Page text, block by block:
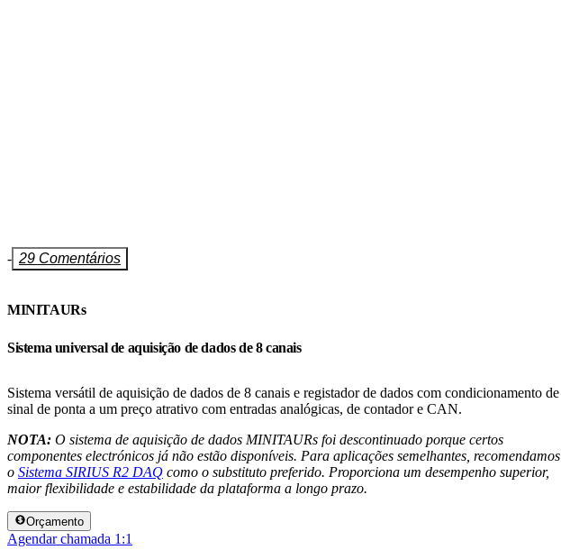
- 29 Comentários
MINITAURs
Sistema universal de aquisição de dados de 8 canais
Sistema versátil de aquisição de dados de 8 canais e registador de dados com condicionamento de
sinal de ponta a um preço atrativo com entradas analógicas, de contador e CAN.
NOTA: O sistema de aquisição de dados MINITAURs foi descontinuado porque certos
componentes electrónicos já não estão disponíveis. Para aplicações semelhantes, recomendamos
oSistema SIRIUS R2 DAQ como o substituto preferido. Proporciona um desempenho superior,
maior flexibilidade e estabilidade da plataforma a longo prazo.
Orçamento
Agendar chamada 1:1